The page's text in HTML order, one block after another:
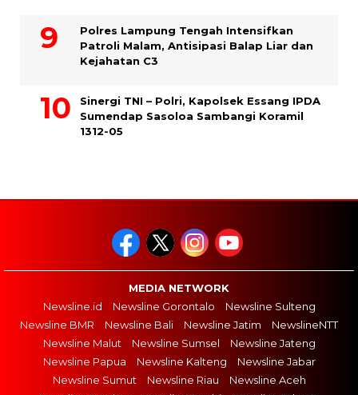
Polres Lampung Tengah Intensifkan
Patroli Malam, Antisipasi Balap Liar dan
Kejahatan C3
Sinergi TNI – Polri, Kapolsek Essang IPDA
Sumendap Sasoloa Sambangi Koramil
1312-05
MEDIA NETWORK
Newsline.id
Newsline Gorontalo
Newsline Sulteng
Newsline BMR
Newsline Bali Newsline Jatim
NewslineNTT
Newsline Malut
Newsline Sumsel
Newsline Jateng
Newsline Papua
Newsline Kalteng
Newsline Jabar
Newsline Sumut
Newsline Riau
Newsline Aceh